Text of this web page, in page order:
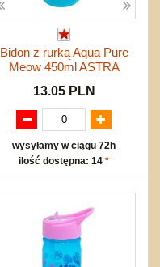
Bidon z rurką Aqua Pure
Meow 450ml ASTRA
13.05 PLN
wysyłamy w ciągu 72h
ilość dostępna: 14 *